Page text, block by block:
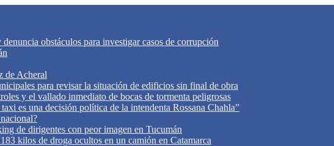
obstáculos para investigar casos de corrupción
de Acheral
para revisar la situación de edificios sin final de obra
y el vallado inmediato de bocas de tormenta peligrosas
es una decisión política de la intendenta Rossana Chahla”
de dirigentes con peor imagen en Tucumán
kilos de droga ocultos en un camión en Catamarca